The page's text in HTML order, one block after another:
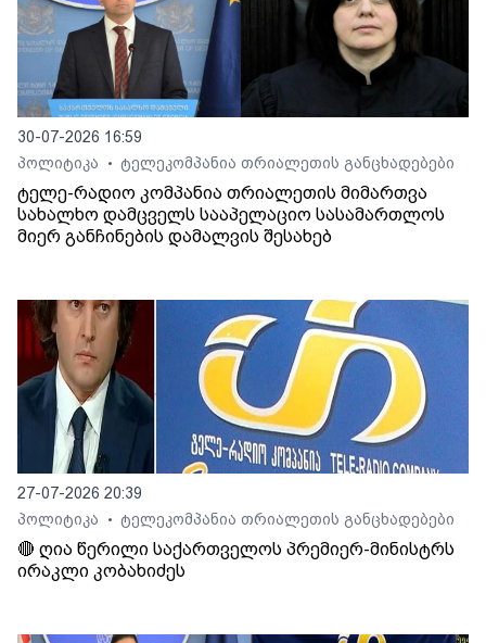
30-07-2026 16:59
პოლიტიკა
• ტელეკომპანია თრიალეთის განცხადებები
ტელე-რადიო კომპანია თრიალეთის მიმართვა
სახალხო დამცველს სააპელაციო სასამართლოს
მიერ განჩინების დამალვის შესახებ
27-07-2026 20:39
პოლიტიკა
• ტელეკომპანია თრიალეთის განცხადებები
🔴 ღია წერილი საქართველოს პრემიერ-მინისტრს
ირაკლი კობახიძეს